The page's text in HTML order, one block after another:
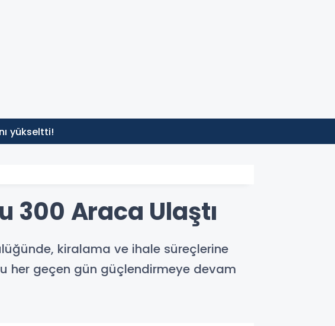
yükseltti!
300 Araca Ulaştı
kiralama ve ihale süreçlerine
her geçen gün güçlendirmeye devam